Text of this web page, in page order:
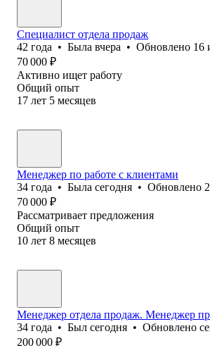
Специалист отдела продаж
42 года • Была вчера • Обновлено 16
70 000 ₽
Активно ищет работу
Общий опыт
17 лет 5 месяцев
Менеджер по работе с клиентами
34 года • Была сегодня • Обновлено
70 000 ₽
Рассматривает предложения
Общий опыт
10 лет 8 месяцев
Менеджер отдела продаж. Менеджер
34 года • Был сегодня • Обновлено
200 000 ₽